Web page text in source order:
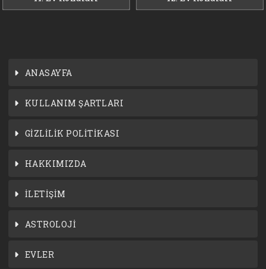
ANASAYFA
KULLANIM ŞARTLARI
GİZLİLİK POLİTİKASI
HAKKIMIZDA
İLETİŞİM
ASTROLOJİ
EVLER